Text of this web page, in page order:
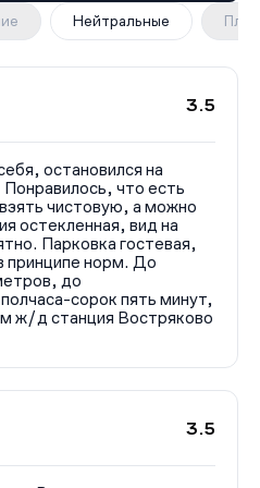
комплекса достаточно
Путь до станции метро
или маршрутке
станция «Востряково»,
до Павелецкого
до аэропорта
около 10 км.
Нейтральные
3.5
остановился на
что есть
чистовую, а можно
остекленная, вид на
Парковка гостевая,
принципе норм. До
до
сорок пять минут,
ж/д станция Востряково
3.5